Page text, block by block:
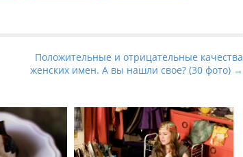
Положительные и отрицательные качества
женских имен. А вы нашли свое? (30 фото) →